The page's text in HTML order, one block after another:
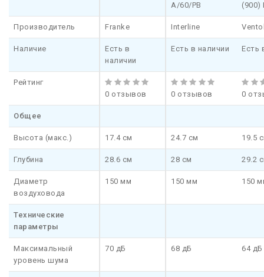
A/60/PB
(900)
Производитель Franke Interline
Наличие
Есть в
наличии
Есть в наличии Есть
Рейтинг
0 отзывов
0 отзывов 0
Общее
Высота (макс.) 17.4 см 24.7 см 19.5
Глубина 28.6 см 28 см 29.2
Диаметр
воздуховода
150 мм 150 мм 150
Технические
параметры
Максимальный
уровень шума
70 дБ 68 дБ 64 дБ